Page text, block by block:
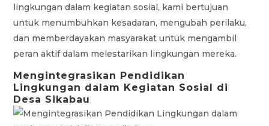
lingkungan dalam kegiatan sosial, kami bertujuan
untuk menumbuhkan kesadaran, mengubah perilaku,
dan memberdayakan masyarakat untuk mengambil
peran aktif dalam melestarikan lingkungan mereka.
Mengintegrasikan Pendidikan
Lingkungan dalam Kegiatan Sosial di
Desa Sikabau